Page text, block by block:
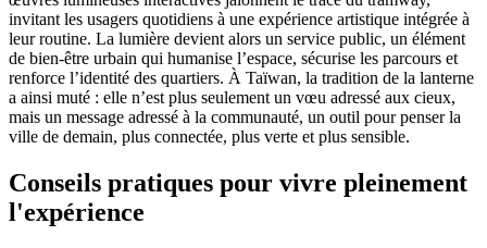
invitant les usagers quotidiens à une expérience artistique intégrée à
leur routine. La lumière devient alors un service public, un élément
de bien-être urbain qui humanise l’espace, sécurise les parcours et
renforce l’identité des quartiers. À Taïwan, la tradition de la lanterne
a ainsi muté : elle n’est plus seulement un vœu adressé aux cieux,
mais un message adressé à la communauté, un outil pour penser la
ville de demain, plus connectée, plus verte et plus sensible.
Conseils pratiques pour vivre pleinement
l'expérience